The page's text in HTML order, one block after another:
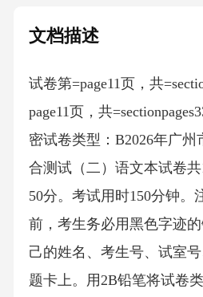
文档描述
试卷第=page11页，共
page11页，共
密试卷类型：B2026年广
合测试（二）语文本试卷
50分。考试用时150分钟。
前，考生务必用黑色字迹
己的姓名、考生号、试室
题卡上。用2B铅笔将试卷